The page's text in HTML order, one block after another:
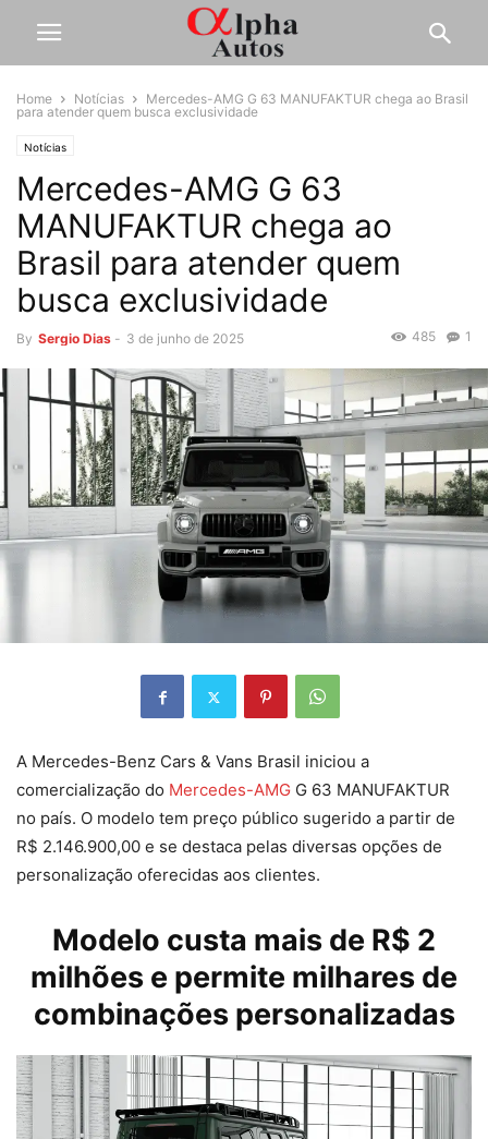
Home Notícias
Mercedes-AMG G 63 MANUFAKTUR chega ao Brasil
para atender quem busca exclusividade
Notícias
Mercedes-AMG G 63
MANUFAKTUR chega ao
Brasil para atender quem
busca exclusividade
By Sergio Dias - 3 de junho de 2025 1
485
A Mercedes-Benz Cars & Vans Brasil iniciou a
comercialização do Mercedes-AMG G 63 MANUFAKTUR
no país. O modelo tem preço público sugerido a partir de
R$ 2.146.900,00 e se destaca pelas diversas opções de
personalização oferecidas aos clientes.
Modelo custa mais de R$ 2
milhões e permite milhares de
combinações personalizadas